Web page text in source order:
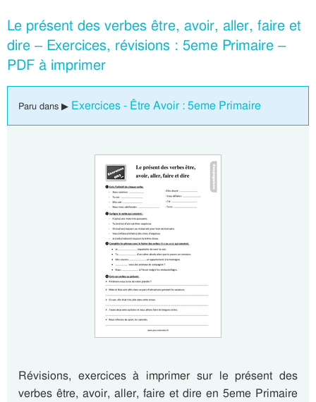
Le présent des verbes être, avoir, aller, faire et
dire – Exercices, révisions : 5eme Primaire –
PDF à imprimer
Paru dans ▶ Exercices - Être Avoir : 5eme Primaire
Révisions, exercices à imprimer sur le présent des
verbes être, avoir, aller, faire et dire en 5eme Primaire